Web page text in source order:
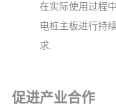
在实际使用过程
电桩主板进行持
求.
促进产业合作